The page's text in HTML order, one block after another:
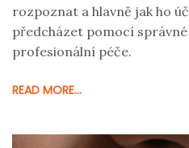
rozpoznat a hlavně jak ho
předcházet pomocí
profesionální péče.
READ MORE...